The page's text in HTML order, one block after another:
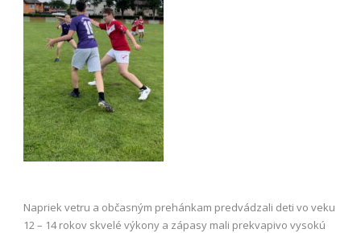
Napriek vetru a občasným prehánkam predvádzali deti vo veku
12 – 14 rokov skvelé výkony a zápasy mali prekvapivo vysokú